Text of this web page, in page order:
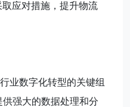
应对措施，提升物流
业数字化转型的关键组
强大的数据处理和分